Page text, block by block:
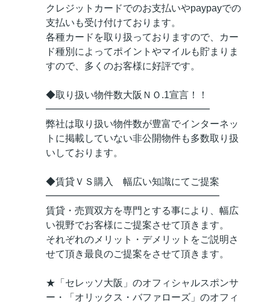
クレジットカードでのお支払いやpaypayでの
支払いも受け付けております。
各種カードを取り扱っておりますので、カー
ド種別によってポイントやマイルも貯まりま
すので、多くのお客様に好評です。
◆取り扱い物件数大阪ＮＯ.1宣言！！
━━━━━━━━━━━━━━━━━
弊社は取り扱い物件数が豊富でインターネッ
トに掲載していない非公開物件も多数取り扱
いしております。
◆賃貸ＶＳ購入 幅広い知識にてご提案
━━━━━━━━━━━━━━━━━━
賃貸・売買双方を専門とする事により、幅広
い視野でお客様にご提案させて頂きます。
それぞれのメリット・デメリットをご説明さ
せて頂き最良のご提案をさせて頂きます。
★「セレッソ大阪」のオフィシャルスポンサ
ー・「オリックス・バファローズ」のオフィ